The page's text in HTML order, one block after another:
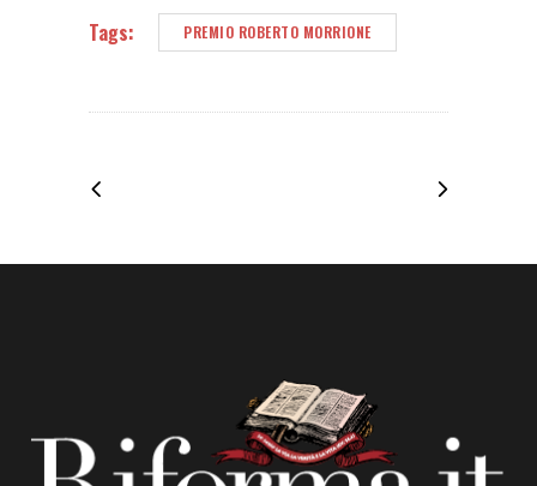
Tags: PREMIO ROBERTO MORRIONE